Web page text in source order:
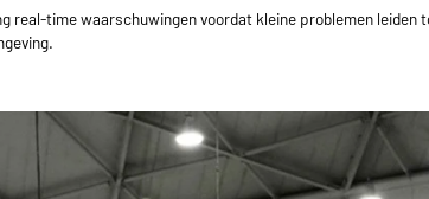
real-time waarschuwingen voordat kleine problemen